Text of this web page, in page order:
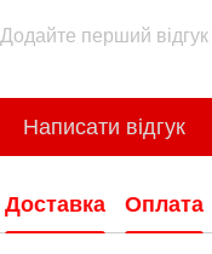
Додайте перший відгук
Написати відгук
Доставка Оплата